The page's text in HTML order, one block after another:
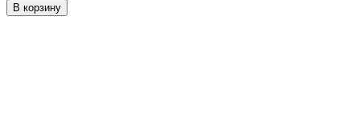
В корзину